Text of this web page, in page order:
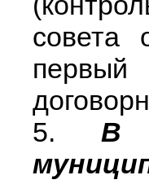
совета
5. В